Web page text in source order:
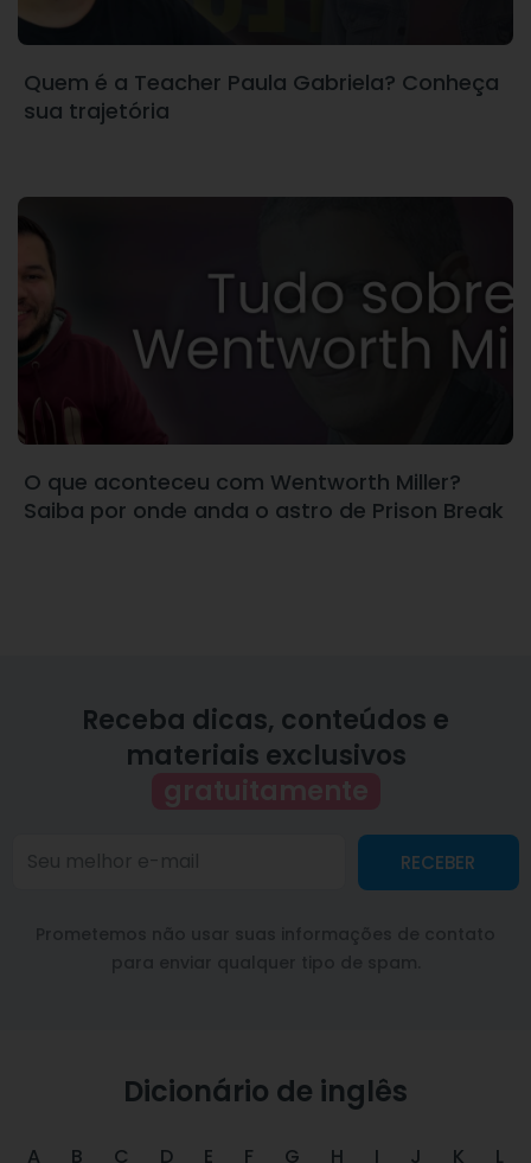
Quem é a Teacher Paula Gabriela? Conheça
sua trajetória
O que aconteceu com Wentworth Miller?
Saiba por onde anda o astro de Prison Break
Receba dicas, conteúdos e
materiais exclusivos
gratuitamente
RECEBER
Dicionário de inglês
A B C D E F G H I J K
L